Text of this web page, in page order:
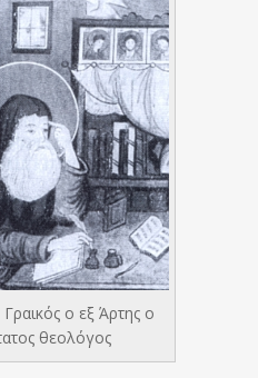
ο εξ Άρτης ο
θεολόγος